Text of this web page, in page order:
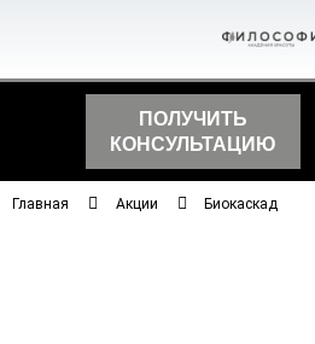
ПОЛУЧИТЬ
КОНСУЛЬТАЦИЮ
Главная Акции Биокаскад